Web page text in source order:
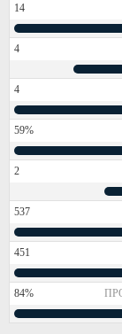
14
4
4
59%
2
537
451
84%